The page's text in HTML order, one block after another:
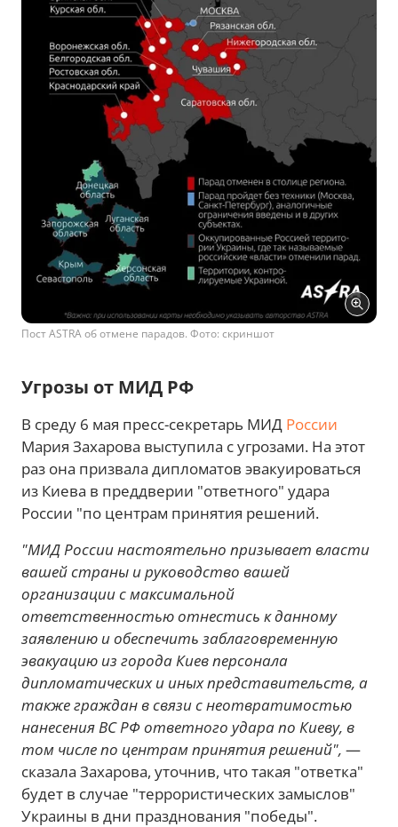
Пост ASTRA об отмене парадов. Фото: скриншот
Угрозы от МИД РФ
В среду 6 мая пресс-секретарь МИД России
Мария Захарова выступила с угрозами. На этот
раз она призвала дипломатов эвакуироваться
из Киева в преддверии "ответного" удара
России "по центрам принятия решений.
"МИД России настоятельно призывает власти
вашей страны и руководство вашей
организации с максимальной
ответственностью отнестись к данному
заявлению и обеспечить заблаговременную
эвакуацию из города Киев персонала
дипломатических и иных представительств, а
также граждан в связи с неотвратимостью
нанесения ВС РФ ответного удара по Киеву, в
том числе по центрам принятия решений", —
сказала Захарова, уточнив, что такая "ответка"
будет в случае "террористических замыслов"
Украины в дни празднования "победы".